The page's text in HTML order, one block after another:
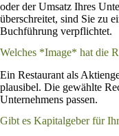
oder der Umsatz Ihres
überschreitet, sind Sie zu
Buchführung verpflichtet.
Welches *Image* hat die
Ein Restaurant als
plausibel. Die gewählte
Unternehmens passen.
Gibt es Kapitalgeber für